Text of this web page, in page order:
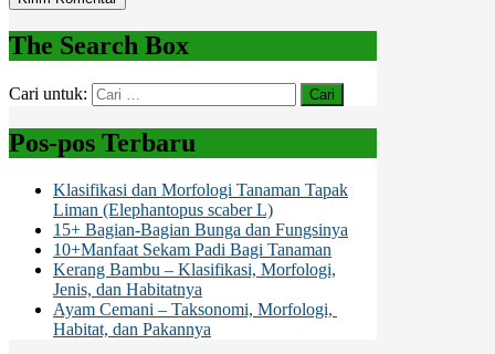
The Search Box
Cari untuk:
Pos-pos Terbaru
Klasifikasi dan Morfologi Tanaman Tapak
Liman (Elephantopus scaber L)
15+ Bagian-Bagian Bunga dan Fungsinya
10+Manfaat Sekam Padi Bagi Tanaman
Kerang Bambu – Klasifikasi, Morfologi,
Jenis, dan Habitatnya
Ayam Cemani – Taksonomi, Morfologi,
Habitat, dan Pakannya